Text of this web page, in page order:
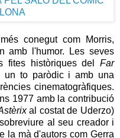
conegut com Morris,
amb l'humor. Les seves
fites històriques del Far
to paròdic i amb una
cinematogràfiques.
1977 amb la contribució
al costat de Uderzo)
al seu creador i
la mà d'autors com Gerra